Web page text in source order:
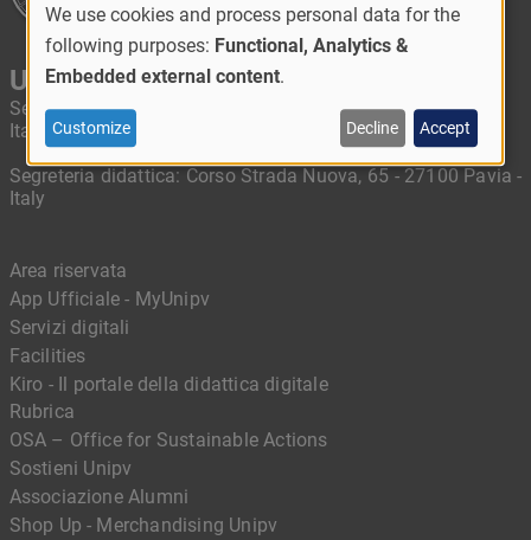
University of Pavia
Segreteria amministrativa: Piazza Botta, 6 - 27100 Pavia -
Italy
Segreteria didattica: Corso Strada Nuova, 65 - 27100 Pavia -
Italy
Area riservata
App Ufficiale - MyUnipv
Servizi digitali
Facilities
Kiro - Il portale della didattica digitale
Rubrica
OSA – Office for Sustainable Actions
Sostieni Unipv
Associazione Alumni
Shop Up - Merchandising Unipv
We use cookies and process personal data for the
following purposes: Functional, Analytics &
Embedded external content.
Customize Decline Accept